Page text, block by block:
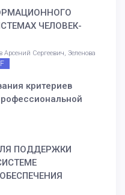
ЧЕЛОВЕК-
Сергеевич, Зеленова
критериев
ПОДДЕРЖКИ